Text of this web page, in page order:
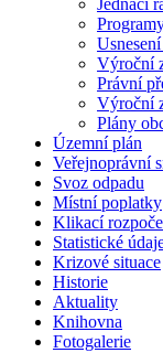
Jednací
Výroční
Právní
Výroční
Plány
Územní plán
Veřejnoprávní
Svoz odpadu
Místní poplatky
Klikací
Statistické
Krizové situace
Historie
Aktuality
Knihovna
Fotogalerie